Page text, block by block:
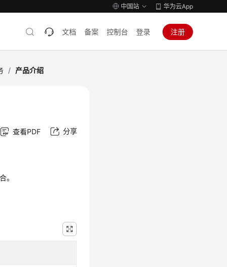
中国站 华为云App
文档 备案 控制台 登录 注册
/ 产品介绍
查看PDF 分享
。